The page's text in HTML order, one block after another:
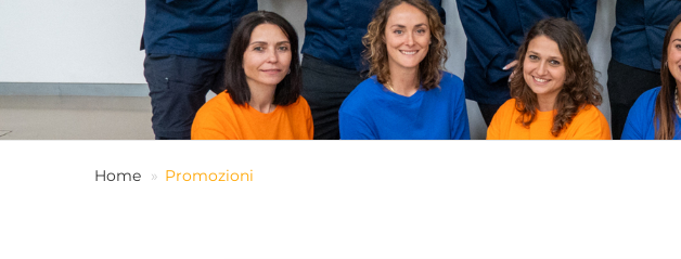
Home Promozioni